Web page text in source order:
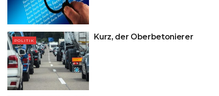
POLITIK Kurz, der Oberbetonierer